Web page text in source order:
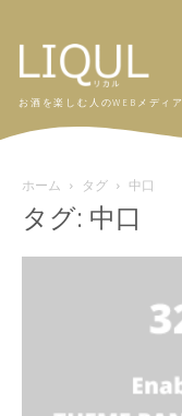
お酒を楽しむ人のWEBメディア
ホーム タグ 中口
タグ: 中口